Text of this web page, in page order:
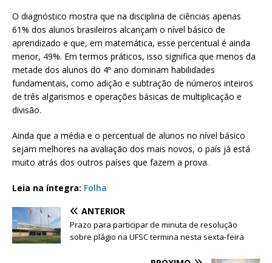
O diagnóstico mostra que na disciplina de ciências apenas
61% dos alunos brasileiros alcançam o nível básico de
aprendizado e que, em matemática, esse percentual é ainda
menor, 49%. Em termos práticos, isso significa que menos da
metade dos alunos do 4º ano dominam habilidades
fundamentais, como adição e subtração de números inteiros
de três algarismos e operações básicas de multiplicação e
divisão.
Ainda que a média e o percentual de alunos no nível básico
sejam melhores na avaliação dos mais novos, o país já está
muito atrás dos outros países que fazem a prova.
Leia na íntegra: Folha
ANTERIOR
Prazo para participar de minuta de resolução
sobre plágio na UFSC termina nesta sexta-feira